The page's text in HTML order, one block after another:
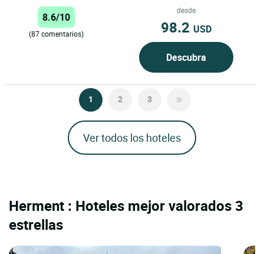
Corrèze, en un entorno...
8.6/10
(87 comentarios)
desde
98.2 USD
Descubra
1 2 3
Ver todos los hoteles
Herment : Hoteles mejor valorados 3
estrellas